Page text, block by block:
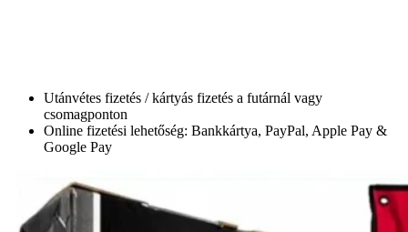
Utánvétes fizetés / kártyás fizetés a futárnál vagy
csomagponton
Online fizetési lehetőség: Bankkártya, PayPal, Apple Pay &
Google Pay